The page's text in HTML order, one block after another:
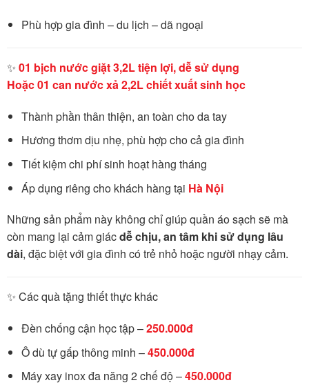
Phù hợp gia đình – du lịch – dã ngoại
✨ 01 bịch nước giặt 3,2L tiện lợi, dễ sử dụng
Hoặc 01 can nước xả 2,2L chiết xuất sinh học
Thành phần thân thiện, an toàn cho da tay
Hương thơm dịu nhẹ, phù hợp cho cả gia đình
Tiết kiệm chi phí sinh hoạt hàng tháng
Áp dụng riêng cho khách hàng tại Hà Nội
Những sản phẩm này không chỉ giúp quần áo sạch sẽ mà
còn mang lại cảm giácdễ chịu, an tâm khi sử dụng lâu
dài, đặc biệt với gia đình có trẻ nhỏ hoặc người nhạy cảm.
✨ Các quà tặng thiết thực khác
Đèn chống cận học tập –250.000đ
Ô dù tự gấp thông minh –450.000đ
Máy xay inox đa năng 2 chế độ –450.000đ